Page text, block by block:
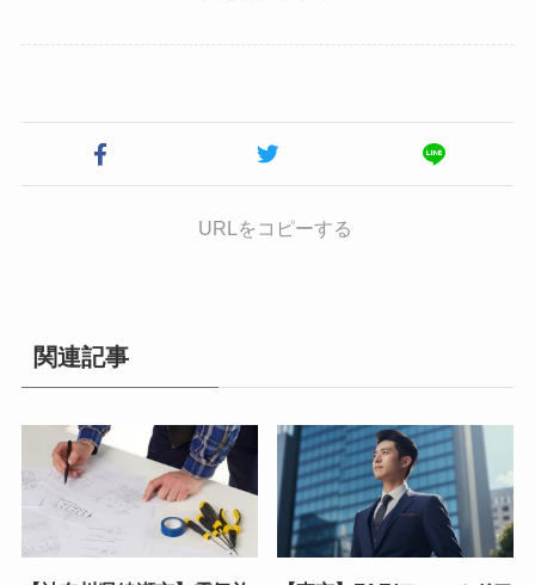
URLをコピーする
関連記事